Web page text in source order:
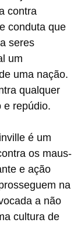
contra
conduta que
seres
um
uma nação.
qualquer
e repúdio.
é um
os maus-
e ação
na
a não
cultura de